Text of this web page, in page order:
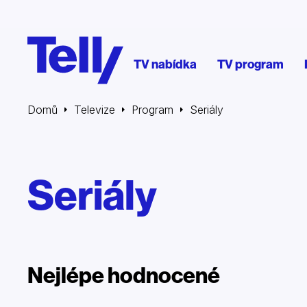
TV nabídka TV program
Domů Televize Program Seriály
Seriály
Nejlépe hodnocené